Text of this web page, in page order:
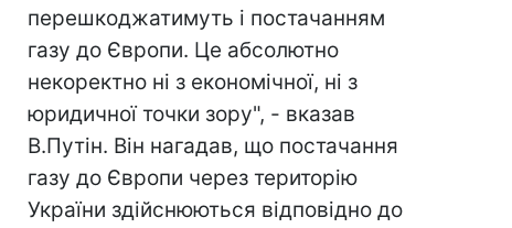
перешкоджатимуть і постачанням
газу до Європи. Це абсолютно
некоректно ні з економічної, ні з
юридичної точки зору", - вказав
В.Путін. Він нагадав, що постачання
газу до Європи через територію
України здійснюються відповідно до